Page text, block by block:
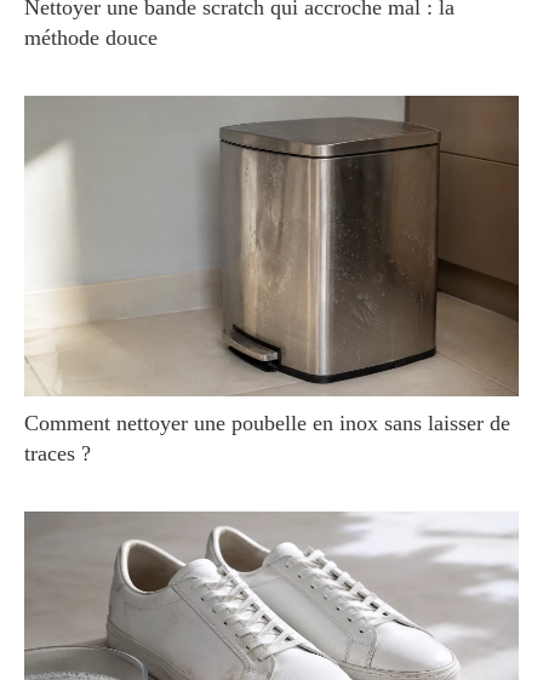
Nettoyer une bande scratch qui accroche mal : la
méthode douce
Comment nettoyer une poubelle en inox sans laisser de
traces ?